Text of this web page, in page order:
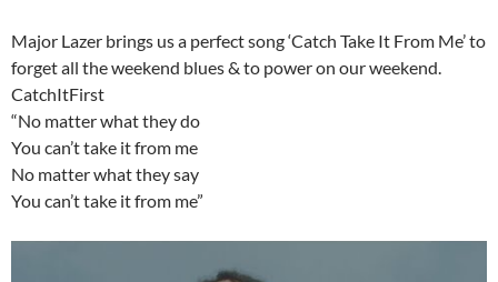
Major Lazer brings us a perfect song ‘Catch Take It From Me’ to
forget all the weekend blues & to power on our weekend.
CatchItFirst
“No matter what they do
You can’t take it from me
No matter what they say
You can’t take it from me”